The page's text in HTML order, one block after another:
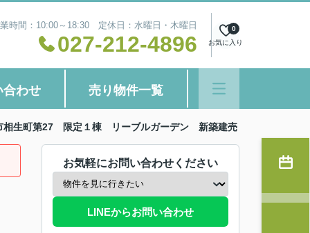
時間：10:00～18:30 定休日：水曜日・木曜日
027-212-4896 お気に入り
0
合わせ 売り物件一覧
相生町第27 限定１棟 リーブルガーデン 新築建売
お気軽にお問い合わせください
LINEからお問い合わせ